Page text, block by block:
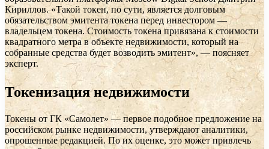
Кириллов. «Такой токен, по сути, является долговым
обязательством эмитента токена перед инвестором —
владельцем токена. Стоимость токена привязана к стоимости
квадратного метра в объекте недвижимости, который на
собранные средства будет возводить эмитент», — поясняет
эксперт.
Токенизация недвижимости
Токены от ГК «Самолет» — первое подобное предложение на
российском рынке недвижимости, утверждают аналитики,
опрошенные редакцией. По их оценке, это может привлечь